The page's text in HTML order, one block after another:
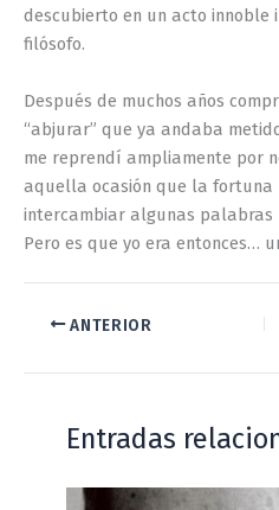
descubierto en un acto innoble
filósofo.
Después de muchos años
“abjurar” que ya andaba
me reprendí ampliamente por
aquella ocasión que la fortuna
intercambiar algunas palabras
Pero es que yo era entonces…
ANTERIOR
Entradas